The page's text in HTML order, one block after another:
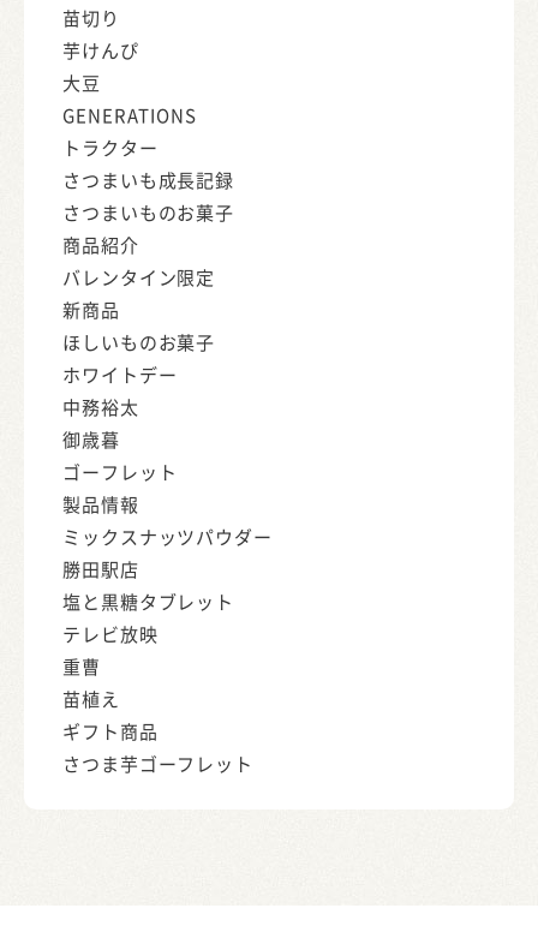
苗切り
芋けんぴ
大豆
GENERATIONS
トラクター
さつまいも成長記録
さつまいものお菓子
商品紹介
バレンタイン限定
新商品
ほしいものお菓子
ホワイトデー
中務裕太
御歳暮
ゴーフレット
製品情報
ミックスナッツパウダー
勝田駅店
塩と黒糖タブレット
テレビ放映
重曹
苗植え
ギフト商品
さつま芋ゴーフレット